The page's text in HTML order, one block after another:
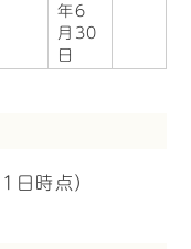
年6
月30
日
時点）